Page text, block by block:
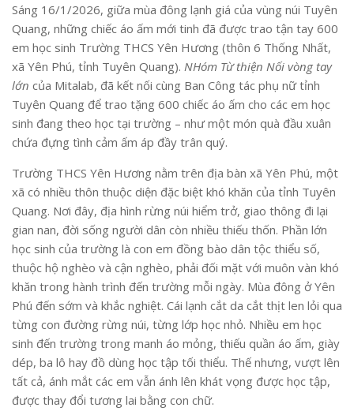
Sáng 16/1/2026, giữa mùa đông lạnh giá của vùng núi Tuyên
Quang, những chiếc áo ấm mới tinh đã được trao tận tay 600
em học sinh Trường THCS Yên Hương (thôn 6 Thống Nhất,
xã Yên Phú, tỉnh Tuyên Quang). NHóm Từ thiện Nối vòng tay
lớn của Mitalab, đã kết nối cùng Ban Công tác phụ nữ tỉnh
Tuyên Quang để trao tặng 600 chiếc áo ấm cho các em học
sinh đang theo học tại trường – như một món quà đầu xuân
chứa đựng tình cảm ấm áp đầy trân quý.
Trường THCS Yên Hương nằm trên địa bàn xã Yên Phú, một
xã có nhiều thôn thuộc diện đặc biệt khó khăn của tỉnh Tuyên
Quang. Nơi đây, địa hình rừng núi hiểm trở, giao thông đi lại
gian nan, đời sống người dân còn nhiều thiếu thốn. Phần lớn
học sinh của trường là con em đồng bào dân tộc thiểu số,
thuộc hộ nghèo và cận nghèo, phải đối mặt với muôn vàn khó
khăn trong hành trình đến trường mỗi ngày. Mùa đông ở Yên
Phú đến sớm và khắc nghiệt. Cái lạnh cắt da cắt thịt len lỏi qua
từng con đường rừng núi, từng lớp học nhỏ. Nhiều em học
sinh đến trường trong manh áo mỏng, thiếu quần áo ấm, giày
dép, ba lô hay đồ dùng học tập tối thiểu. Thế nhưng, vượt lên
tất cả, ánh mắt các em vẫn ánh lên khát vọng được học tập,
được thay đổi tương lai bằng con chữ.